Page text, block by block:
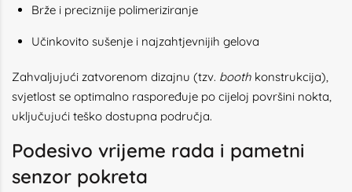
Brže i preciznije polimeriziranje
Učinkovito sušenje i najzahtjevnijih gelova
Zahvaljujući zatvorenom dizajnu (tzv. booth konstrukcija),
svjetlost se optimalno raspoređuje po cijeloj površini nokta,
uključujući teško dostupna područja.
Podesivo vrijeme rada i pametni
senzor pokreta